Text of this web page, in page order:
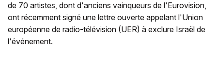
de 70 artistes, dont d'anciens vainqueurs de l'Eurovision,
ont récemment signé une lettre ouverte appelant l'Union
européenne de radio-télévision (UER) à exclure Israël de
l'événement.